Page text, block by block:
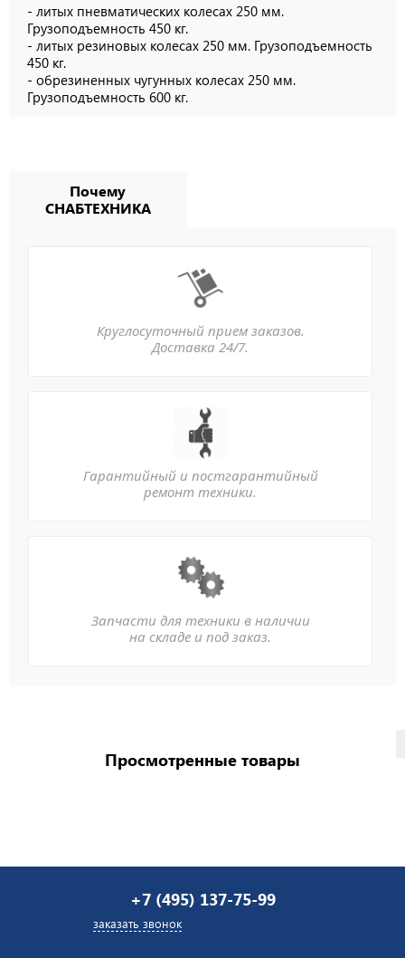
- литых пневматических колесах 250 мм.
Грузоподъемность 450 кг.
- литых резиновых колесах 250 мм. Грузоподъемность
450 кг.
- обрезиненных чугунных колесах 250 мм.
Грузоподъемность 600 кг.
Почему
СНАБТЕХНИКА
Круглосуточный прием заказов.
Доставка 24/7.
Гарантийный и постгарантийный
ремонт техники.
Запчасти для техники в наличии
на складе и под заказ.
Просмотренные товары
+7 (495) 137-75-99
заказать звонок